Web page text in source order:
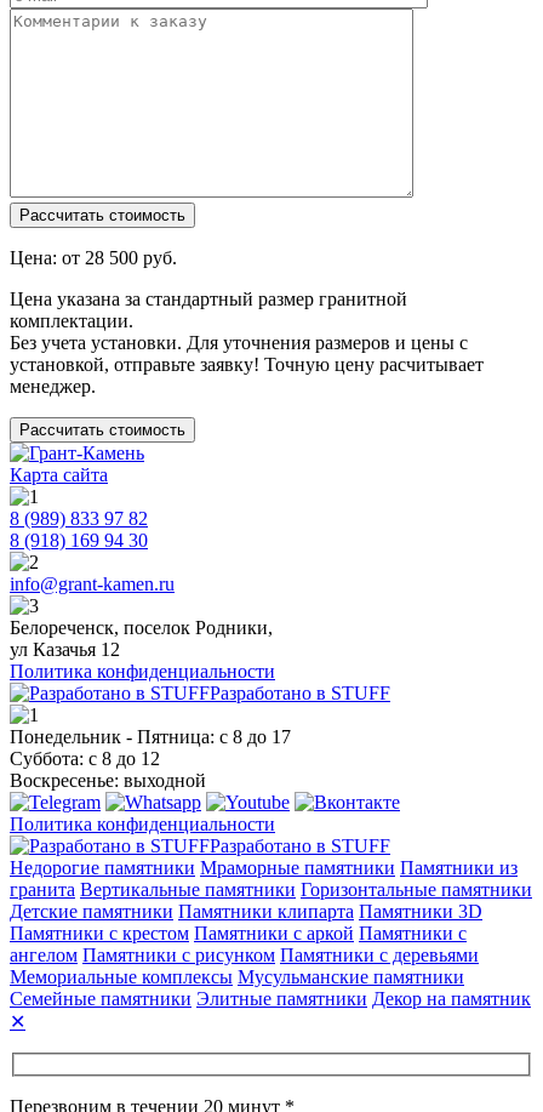
Цена: от 28 500 руб.
Цена указана за стандартный размер гранитной
комплектации.
Без учета установки. Для уточнения размеров и цены с
установкой, отправьте заявку! Точную цену расчитывает
менеджер.
Рассчитать стоимость
Карта сайта
8 (989) 833 97 82
8 (918) 169 94 30
info@grant-kamen.ru
Белореченск, поселок Родники,
ул Казачья 12
Политика конфиденциальности
Разработано в STUFF
Понедельник - Пятница: с 8 до 17
Суббота: с 8 до 12
Воскресенье: выходной
Политика конфиденциальности
Разработано в STUFF
Недорогие памятники Мраморные памятники Памятники из
гранита Вертикальные памятники Горизонтальные памятники
Детские памятники Памятники клипарта Памятники 3D
Памятники с крестом Памятники с аркой Памятники с
ангелом Памятники с рисунком Памятники с деревьями
Мемориальные комплексы Мусульманские памятники
Семейные памятники Элитные памятники Декор на памятник
✕
Перезвоним в течении 20 минут *